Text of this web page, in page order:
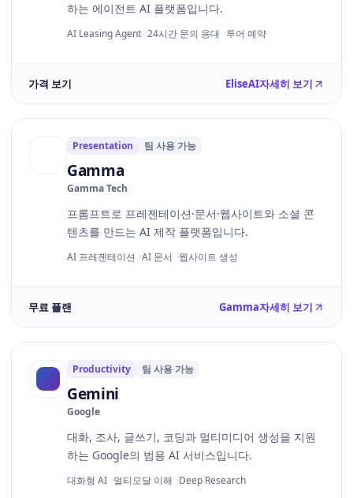
하는 에이전트 AI 플랫폼입니다.
AI Leasing Agent 24시간 문의 응대 투어 예약
가격 보기 EliseAI자세히 보기
Presentation 팀 사용 가능
Gamma
Gamma Tech
프롬프트로 프레젠테이션·문서·웹사이트와 소셜 콘
텐츠를 만드는 AI 제작 플랫폼입니다.
AI 프레젠테이션 AI 문서 웹사이트 생성
무료 플랜 Gamma자세히 보기
Productivity 팀 사용 가능
Gemini
Google
대화, 조사, 글쓰기, 코딩과 멀티미디어 생성을 지원
하는 Google의 범용 AI 서비스입니다.
대화형 AI 멀티모달 이해 Deep Research